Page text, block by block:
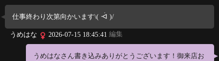
仕事終わり次第向かいます\( ᐙ )/
うめはな 2026-07-15 18:45:41 編集
うめはなさん書き込みありがとうございます！御来店お